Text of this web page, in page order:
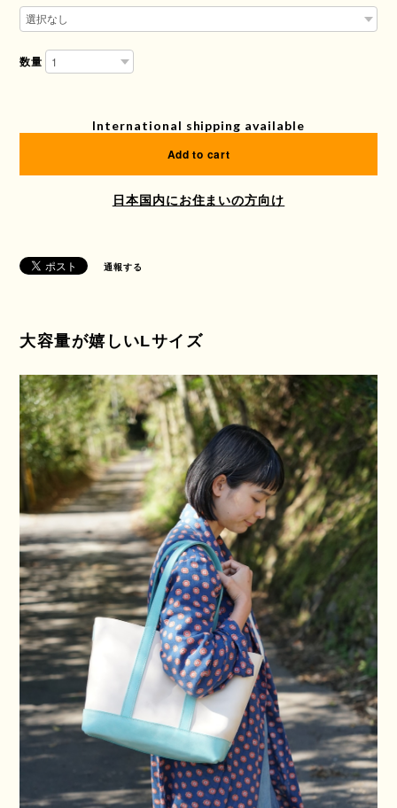
数量
International shipping available
Add to cart
日本国内にお住まいの方向け
通報する
大容量が嬉しいLサイズ